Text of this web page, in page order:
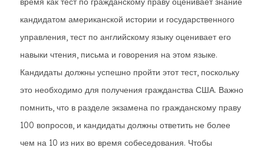
кандидатом американской истории и государственного
управления, тест по английскому языку оценивает его
навыки чтения, письма и говорения на этом языке.
Кандидаты должны успешно пройти этот тест, поскольку
это необходимо для получения гражданства США. Важно
помнить, что в разделе экзамена по гражданскому праву
100 вопросов, и кандидаты должны ответить не более
чем на 10 из них во время собеседования. Чтобы